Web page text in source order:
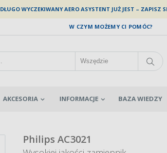
DŁUGO WYCZEKIWANY AERO ASYSTENT JUŻ JEST – ZAPISZ
W CZYM MOŻEMY CI POMÓC?
AKCESORIA INFORMACJE BAZA WIEDZY
Philips AC3021